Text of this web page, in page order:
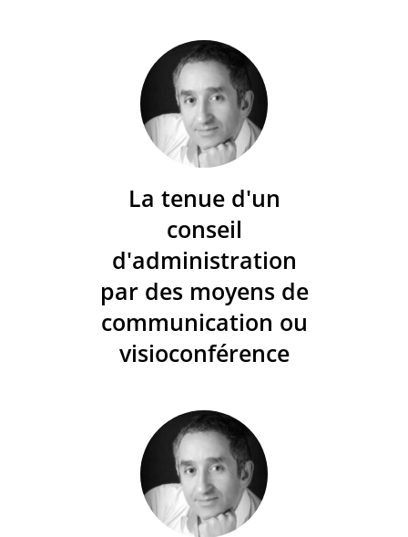
La tenue d'un
conseil
d'administration
par des moyens de
communication ou
visioconférence